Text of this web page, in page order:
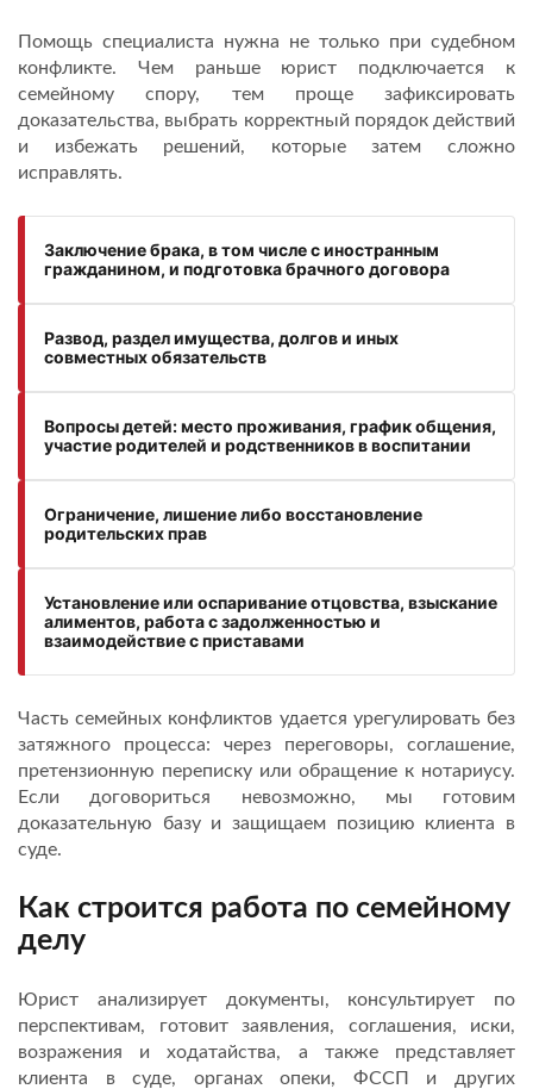
Помощь специалиста нужна не только при судебном
конфликте. Чем раньше юрист подключается к
семейному спору, тем проще зафиксировать
доказательства, выбрать корректный порядок действий
и избежать решений, которые затем сложно
исправлять.
Заключение брака, в том числе с иностранным
гражданином, и подготовка брачного договора
Развод, раздел имущества, долгов и иных
совместных обязательств
Вопросы детей: место проживания, график общения,
участие родителей и родственников в воспитании
Ограничение, лишение либо восстановление
родительских прав
Установление или оспаривание отцовства, взыскание
алиментов, работа с задолженностью и
взаимодействие с приставами
Часть семейных конфликтов удается урегулировать без
затяжного процесса: через переговоры, соглашение,
претензионную переписку или обращение к нотариусу.
Если договориться невозможно, мы готовим
доказательную базу и защищаем позицию клиента в
суде.
Как строится работа по семейному
делу
Юрист анализирует документы, консультирует по
перспективам, готовит заявления, соглашения, иски,
возражения и ходатайства, а также представляет
клиента в суде, органах опеки, ФССП и других